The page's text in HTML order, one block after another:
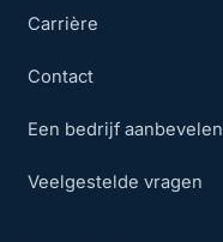
Carrière
Contact
Een bedrijf aanbevelen
Veelgestelde vragen